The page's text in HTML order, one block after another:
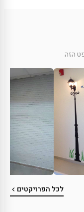
הזה
לכל הפרויקטים